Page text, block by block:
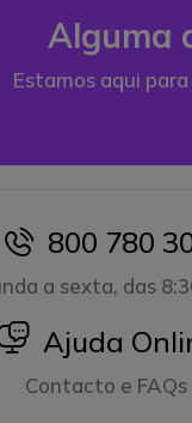
Alguma
Estamos aqui
icon
800 780
a sexta, das
icon
Ajuda
Contacto e FAQs